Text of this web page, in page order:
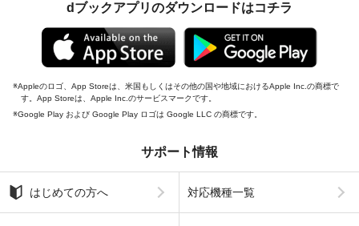
dブックアプリのダウンロードはコチラ
Appleのロゴ、App Storeは、米国もしくはその他の国や地域におけるApple Inc.の商標で
す。App Storeは、Apple Inc.のサービスマークです。
Google Play および Google Play ロゴは Google LLC の商標です。
サポート情報
はじめての方へ 対応機種一覧